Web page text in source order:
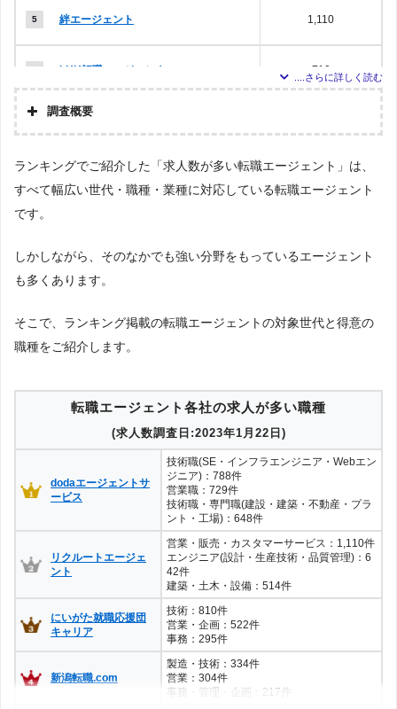
絆エージェント 1,110
LHH転職エージェント 719
リージョナルキャリア新潟
ワークポート 506
パソナキャリア
JACリクルートメント 150
type転職エージェント
MS Agent by MS-Japan
調査概要
集計
調査対
ェント
につい
て
取得している」「該当地域の求人を保有している」企業を対象とし
ました。
象とし
た求人
につい
上記で調査対象とした転職エージェントが各社のWEBサイトで公開
している求人のうち、「地域：新潟」の条件に合致する求人数をカ
ウントしました。
ランキングでご紹介した「求人数が多い転職エージェント」は、
すべて幅広い世代・職種・業種に対応している転職エージェント
です。
しかしながら、そのなかでも強い分野をもっているエージェント
も多くあります。
そこで、ランキング掲載の転職エージェントの対象世代と得意の
職種をご紹介します。
転職エージェント各社の求人が多い職種
(求人数調査日:2023年1月22日)
dodaエージェントサ
ービス
技術職(SE・インフラエンジニア・Webエン
ジニア)：788件
営業職：729件
技術職・専門職(建設・建築・不動産・プラ
ント・工場)：648件
リクルートエージェ
ント
営業・販売・カスタマーサービス：1,110件
エンジニア(設計・生産技術・品質管理)：6
42件
建築・土木・設備：514件
にいがた就職応援団
キャリア
技術：810件
営業・企画：522件
事務：295件
新潟転職.com
製造・技術：334件
営業：304件
事務・管理・企画：217件